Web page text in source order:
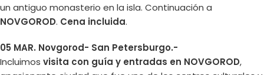
un antiguo monasterio en la isla. Continuación a
NOVGOROD. Cena incluida.
05 MAR. Novgorod- San Petersburgo.-
Incluimos visita con guía y entradas en NOVGOROD,